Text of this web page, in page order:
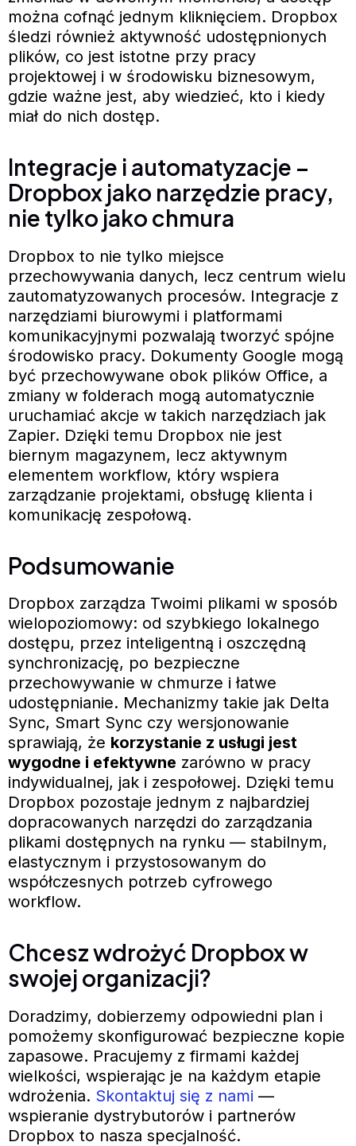
można cofnąć jednym kliknięciem. Dropbox
śledzi również aktywność udostępnionych
plików, co jest istotne przy pracy
projektowej i w środowisku biznesowym,
gdzie ważne jest, aby wiedzieć, kto i kiedy
miał do nich dostęp.
Integracje i automatyzacje –
Dropbox jako narzędzie pracy,
nie tylko jako chmura
Dropbox to nie tylko miejsce
przechowywania danych, lecz centrum wielu
zautomatyzowanych procesów. Integracje z
narzędziami biurowymi i platformami
komunikacyjnymi pozwalają tworzyć spójne
środowisko pracy. Dokumenty Google mogą
być przechowywane obok plików Office, a
zmiany w folderach mogą automatycznie
uruchamiać akcje w takich narzędziach jak
Zapier. Dzięki temu Dropbox nie jest
biernym magazynem, lecz aktywnym
elementem workflow, który wspiera
zarządzanie projektami, obsługę klienta i
komunikację zespołową.
Podsumowanie
Dropbox zarządza Twoimi plikami w sposób
wielopoziomowy: od szybkiego lokalnego
dostępu, przez inteligentną i oszczędną
synchronizację, po bezpieczne
przechowywanie w chmurze i łatwe
udostępnianie. Mechanizmy takie jak Delta
Sync, Smart Sync czy wersjonowanie
sprawiają, że korzystanie z usługi jest
wygodne i efektywne zarówno w pracy
indywidualnej, jak i zespołowej. Dzięki temu
Dropbox pozostaje jednym z najbardziej
dopracowanych narzędzi do zarządzania
plikami dostępnych na rynku — stabilnym,
elastycznym i przystosowanym do
współczesnych potrzeb cyfrowego
workflow.
Chcesz wdrożyć Dropbox w
swojej organizacji?
Doradzimy, dobierzemy odpowiedni plan i
pomożemy skonfigurować bezpieczne kopie
zapasowe. Pracujemy z firmami każdej
wielkości, wspierając je na każdym etapie
wdrożenia. Skontaktuj się z nami —
wspieranie dystrybutorów i partnerów
Dropbox to nasza specjalność.